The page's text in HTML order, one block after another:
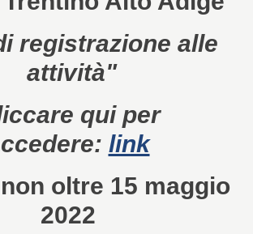
registrazione alle
attività"
qui per
link
oltre 15 maggio
2022